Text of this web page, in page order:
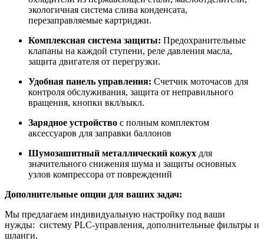
экологичная система слива конденсата,
перезаправляемые картриджи.
Комплексная система защиты: Предохранительные
клапаны на каждой ступени, реле давления масла,
защита двигателя от перегрузки.
Удобная панель управления: Счетчик моточасов для
контроля обслуживания, защита от неправильного
вращения, кнопки вкл/выкл.
Зарядное устройство с полным комплектом
аксессуаров для заправки баллонов
Шумозашитный металлический кожух для
значительного снижения шума и защиты основных
узлов компрессора от повреждений
Дополнительные опции для ваших задач:
Мы предлагаем индивидуальную настройку под ваши
нужды: систему PLC-управления, дополнительные фильтры и
шланги.